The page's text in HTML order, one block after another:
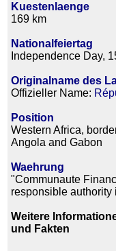
Kuestenlaenge
169 km
Nationalfeiertag
Independence Day,
Originalname des
Offizieller Name:
Position
Western Africa,
Angola and Gabon
Waehrung
"Communaute
responsible authority
Weitere
und Fakten